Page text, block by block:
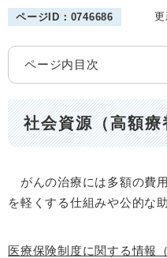
ページID：0746686
ページ内目次
社会資源（高額
がんの治療には多額の費
を軽くする仕組みや公的な
医療保険制度に関する情報